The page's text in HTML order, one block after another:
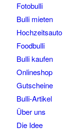
Fotobulli
Bulli mieten
Hochzeitsauto
Foodbulli
Bulli kaufen
Onlineshop
Gutscheine
Bulli-Artikel
Über uns
Die Idee